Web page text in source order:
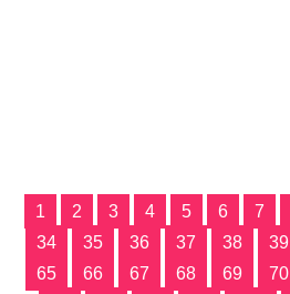
1 2 3 4 5 6 7
34
35 36 37 38 39
65
66 67 68 69 70